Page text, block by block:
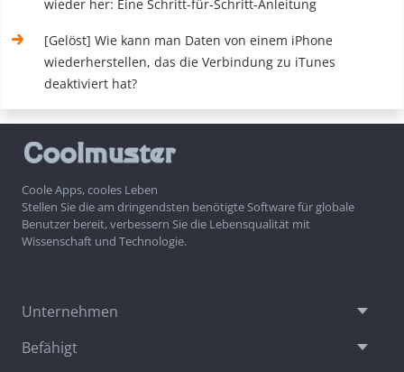
wieder her: Eine Schritt-für-Schritt-Anleitung
[Gelöst] Wie kann man Daten von einem iPhone
wiederherstellen, das die Verbindung zu iTunes
deaktiviert hat?
Coole Apps, cooles Leben
Stellen Sie die am dringendsten benötigte Software für globale
Benutzer bereit, verbessern Sie die Lebensqualität mit
Wissenschaft und Technologie.
Unternehmen
Befähigt